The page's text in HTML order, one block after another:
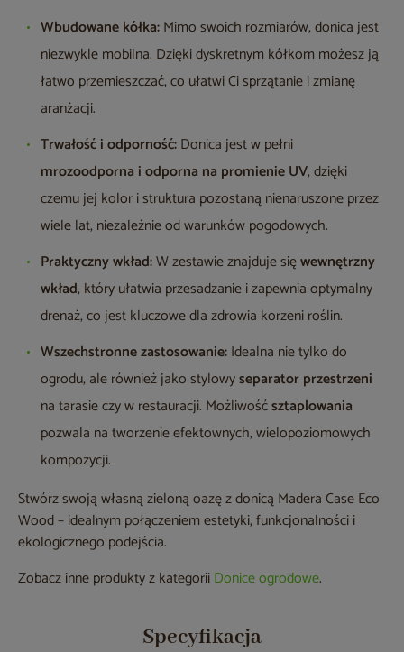
Wbudowane kółka:Mimo swoich rozmiarów, donica jest
niezwykle mobilna. Dzięki dyskretnym kółkom możesz ją
łatwo przemieszczać, co ułatwi Ci sprzątanie i zmianę
aranżacji.
Trwałość i odporność:Donica jest w pełni
mrozoodporna i odporna na promienie UV, dzięki
czemu jej kolor i struktura pozostaną nienaruszone przez
wiele lat, niezależnie od warunków pogodowych.
Praktyczny wkład:W zestawie znajduje sięwewnętrzny
wkład, który ułatwia przesadzanie i zapewnia optymalny
drenaż, co jest kluczowe dla zdrowia korzeni roślin.
Wszechstronne zastosowanie:Idealna nie tylko do
ogrodu, ale również jako stylowyseparator przestrzeni
na tarasie czy w restauracji. Możliwośćsztaplowania
pozwala na tworzenie efektownych, wielopoziomowych
kompozycji.
Stwórz swoją własną zieloną oazę z donicą Madera Case Eco
Wood – idealnym połączeniem estetyki, funkcjonalności i
ekologicznego podejścia.
Zobacz inne produkty z kategoriiDonice ogrodowe.
Specyfikacja